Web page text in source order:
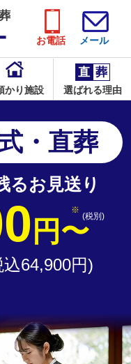
お電話 メール
かり施設
直 葬
選ばれる理由
・直葬
るお見送り
円〜(税別)
込64,900円)